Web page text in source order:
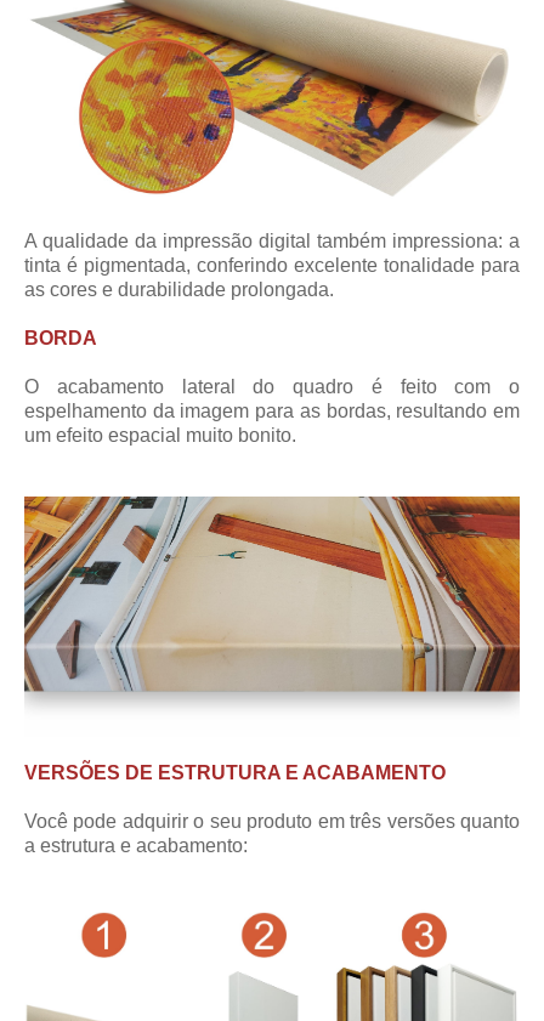
A qualidade da impressão digital também impressiona: a
tinta é pigmentada, conferindo excelente tonalidade para
as cores e durabilidade prolongada.
BORDA
O acabamento lateral do quadro é feito com o
espelhamento da imagem para as bordas, resultando em
um efeito espacial muito bonito.
VERSÕES DE ESTRUTURA E ACABAMENTO
Você pode adquirir o seu produto em três versões quanto
a estrutura e acabamento: